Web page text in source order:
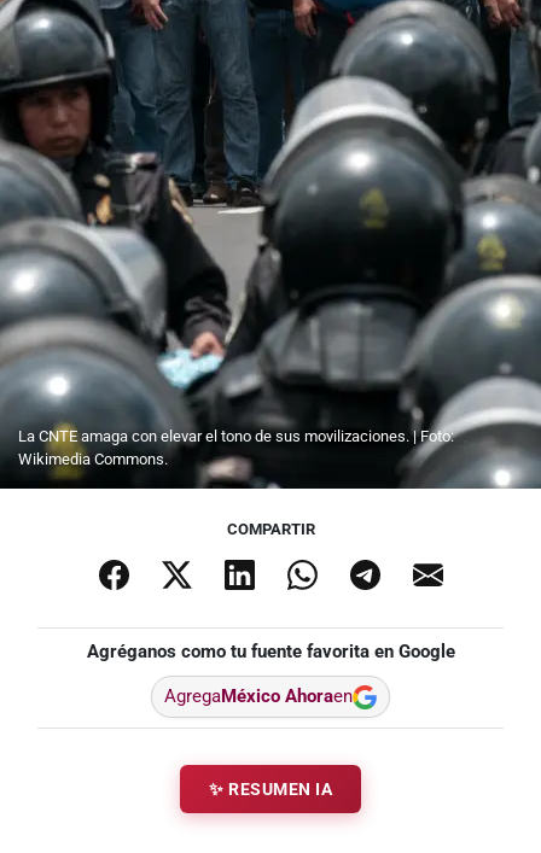
La CNTE amaga con elevar el tono de sus movilizaciones. | Foto:
Wikimedia Commons.
COMPARTIR
Agréganos como tu fuente favorita en Google
AgregaMéxico Ahoraen
✨ RESUMEN IA